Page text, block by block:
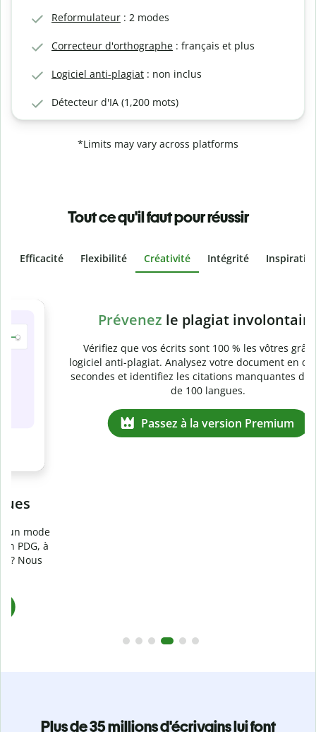
Reformulateur : 2 modes
Correcteur d'orthographe : français et plus
Logiciel anti-plagiat : non inclus
Détecteur d'IA (1,200 mots)
*Limits may vary across platforms
Tout ce qu'il faut pour réussir
Efficacité Flexibilité Créativité Intégrité
Slide 4 of 6
Vérifiez que vos écrits sont 100 % les vôtres grâce au
logiciel anti-plagiat. Analysez votre document en quelques
secondes et identifiez les citations manquantes dans plus
Plus de 35 millions d'écrivains lui font